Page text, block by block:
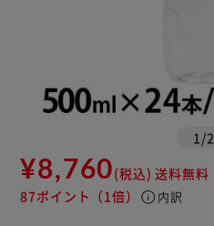
1 /2
¥8,760(税込) 送料無料
87ポイント （1倍） info 内訳